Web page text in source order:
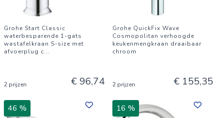
Grohe Start Classic
waterbesparende 1-gats
wastafelkraan S-size met
afvoerplug c...
2 prijzen € 96,74
Grohe QuickFix Wave
Cosmopolitan verhoogde
keukenmengkraan draaibaar
chroom
2 prijzen € 155,35
46 % 16 %